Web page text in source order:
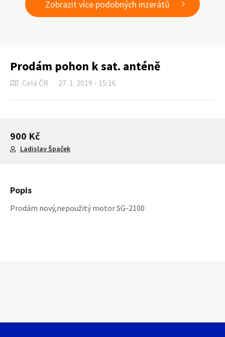
Zobrazit více podobných inzerátů
Prodám pohon k sat. anténě
Celá ČR 27. 1. 2019 - 15:16
900 Kč
Ladislav Špaček
Popis
Prodám nový,nepoužitý motor SG-2100